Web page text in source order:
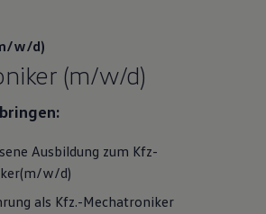
w/d)
(m/w/d)
Ausbildung zum Kfz-
w/d)
als Kfz.-Mechatroniker